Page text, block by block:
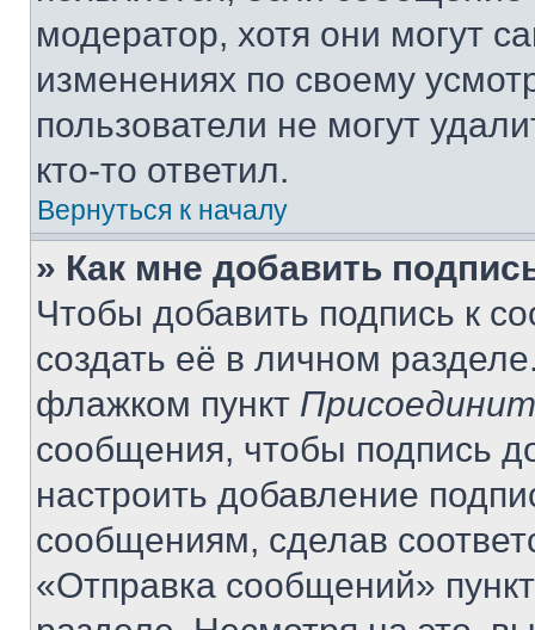
модератор, хотя они могут
изменениях по своему
пользователи не могут
кто-то ответил.
Вернуться к началу
» Как мне добавить
Чтобы добавить подпись к
создать её в личном
флажком пункт
сообщения, чтобы подпись
настроить добавление
сообщениям, сделав
«Отправка сообщений»